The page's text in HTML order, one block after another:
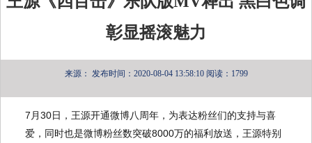
彰显摇滚魅力
来源： 发布时间：2020-08-04 13:58:10 阅读：1799
7月30日，王源开通微博八周年，为表达粉丝们的支持与喜
爱，同时也是微博粉丝数突破8000万的福利放送，王源特别